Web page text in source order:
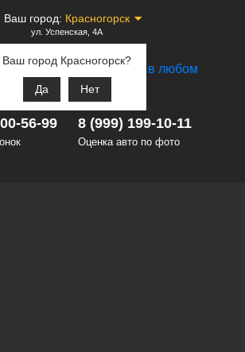
Ваш город: Красногорск
Ваш город Красногорск?
Да Нет
ул. Успенская, 4А
56-99 8 (999) 199-10-11
Оценка авто по фото